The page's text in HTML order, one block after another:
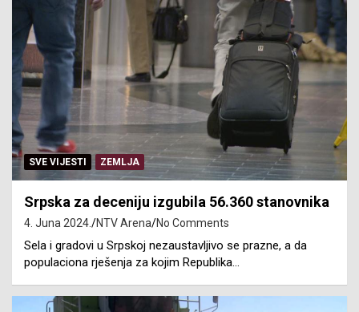
SVE VIJESTI ZEMLJA
Srpska za deceniju izgubila 56.360 stanovnika
4. Juna 2024. NTV Arena No Comments
Sela i gradovi u Srpskoj nezaustavljivo se prazne, a da
populaciona rješenja za kojim Republika…